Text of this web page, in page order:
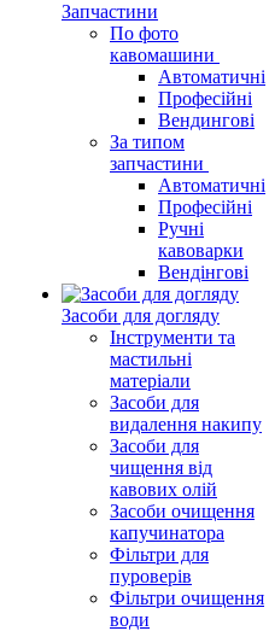
Запчастини
По фото
кавомашини
Автоматичні
Професійні
Вендингові
За типом
запчастини
Автоматичні
Професійні
Ручні
кавоварки
Вендінгові
Засоби для догляду
Інструменти та
мастильні
матеріали
Засоби для
видалення накипу
Засоби для
чищення від
кавових олій
Засоби очищення
капучинатора
Фільтри для
пуроверів
Фільтри очищення
води